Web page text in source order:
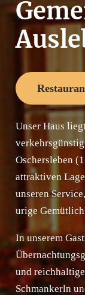
Unser Haus
Oschersleben
attraktiven
unseren
urige
In unserem
und
Schmankerln